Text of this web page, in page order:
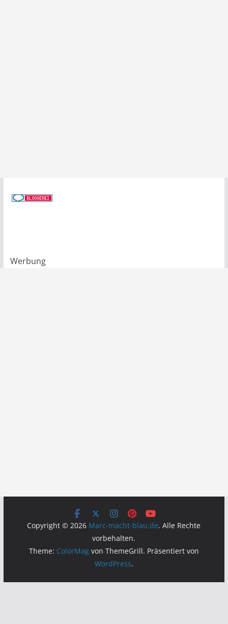
Werbung
Copyright © 2026 Marc-macht-blau.de. Alle Rechte
vorbehalten.
Theme: ColorMagvon ThemeGrill. Präsentiert von
WordPress.